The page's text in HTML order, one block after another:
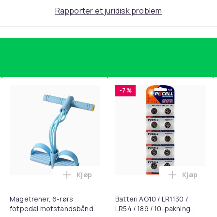
772
0eaacee4-8f07-43cb-8877-9a04eb9e0a01
Rapporter et juridisk problem
QC 2 AE 2, AE 2i, AE 2w, SoundTrue, SoundLink Black i
trakte 0,7 l, rosa i handlekurven
Magetrener, 6-rørs
fotpedal motstandsbånd -
Legg Magetrener, 6-rørs fotpedal
Kjøp
-7 %
Batteri AG10 / LR1130 /
LR54 / 189 / 10-pakning
Legg
Kjøp